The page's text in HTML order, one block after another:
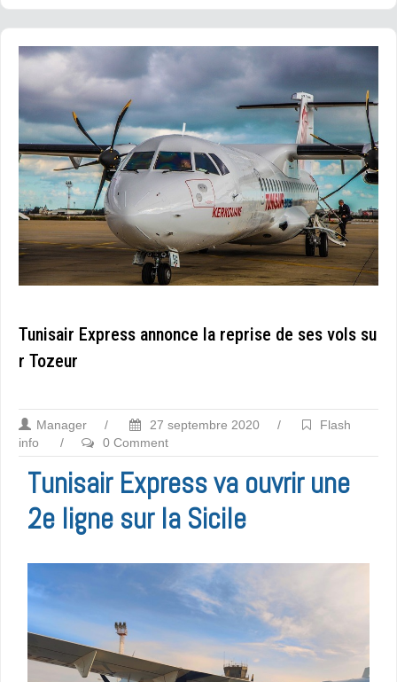
Tunisair Express annonce la reprise de ses vols su
r Tozeur
Manager / 27 septembre 2020 /
Flash
info
/ 0 Comment
Tunisair Express va ouvrir une
2e ligne sur la Sicile